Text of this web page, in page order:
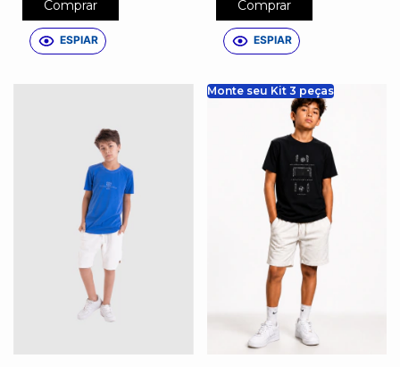
Comprar
ESPIAR
Comprar
ESPIAR
Monte seu Kit 3 peças